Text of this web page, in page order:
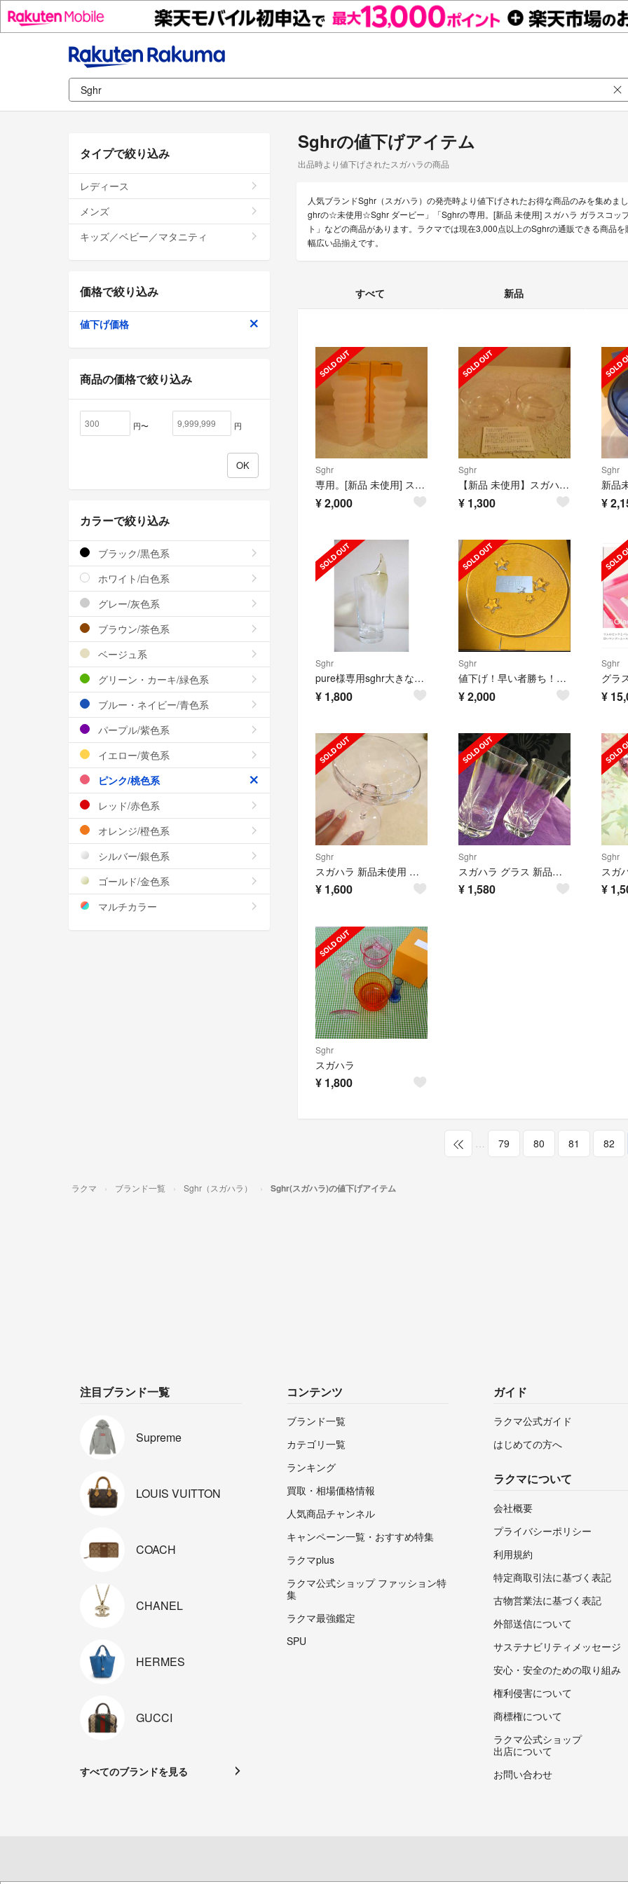
Sghrの値下げアイテム
出品時より値下げされたスガハラの商品
人気ブランドSghr（スガハラ）の発売時より値下げされたお得な商品のみを集め
ghrの☆未使用☆Sghr ダービー」「Sghrの専用。[新品 未使用] スガハラ ガラスコッ
ト」などの商品があります。ラクマでは現在3,000点以上のSghrの通販できる商品
幅広い品揃えです。
すべて 新品
Sghr
専用。[新品 未使用] スガハラ ガラスコップ 二個セット
¥2,000
Sghr
【新品 未使用】スガハラ 鉢 二つセット
¥ 1,300
Sghr
¥
Sghr
pure様専用sghr大きな花瓶◆未使用
¥ 1,800
Sghr
値下げ！早い者勝ち！スガハラスタープレートS❤Sghr新品未使用
¥2,000
Sghr
¥
Sghr
スガハラ 新品未使用 グラス
¥ 1,600
Sghr
スガハラ グラス 新品未使用 ガラス
¥ 1,580
Sghr
¥
Sghr
スガハラ
¥ 1,800
79 80 81 82
タイプで絞り込み
レディース
メンズ
キッズ／ベビー／マタニティ
価格で絞り込み
値下げ価格
商品の価格で絞り込み
円〜 円
カラーで絞り込み
ブラック/黒色系
ホワイト/白色系
グレー/灰色系
ブラウン/茶色系
ベージュ系
グリーン・カーキ/緑色系
ブルー・ネイビー/青色系
パープル/紫色系
イエロー/黄色系
ピンク/桃色系
レッド/赤色系
オレンジ/橙色系
シルバー/銀色系
ゴールド/金色系
マルチカラー
ラクマ ブランド一覧 Sghr（スガハラ） Sghr(スガハラ)の値下げアイテム
注目ブランド一覧
Supreme
LOUIS VUITTON
COACH
CHANEL
HERMES
GUCCI
すべてのブランドを見る
コンテンツ
ブランド一覧
カテゴリ一覧
ランキング
買取・相場価格情報
人気商品チャンネル
キャンペーン一覧・おすすめ特集
ラクマplus
ラクマ公式ショップ ファッション特
集
ラクマ最強鑑定
SPU
ガイド
ラクマ公式ガイド
はじめての方へ
ラクマについて
会社概要
プライバシーポリシー
利用規約
特定商取引法に基づく表記
古物営業法に基づく表記
外部送信について
サステナビリティメッセージ
安心・安全のための取り組み
権利侵害について
商標権について
ラクマ公式ショップ
出店について
お問い合わせ